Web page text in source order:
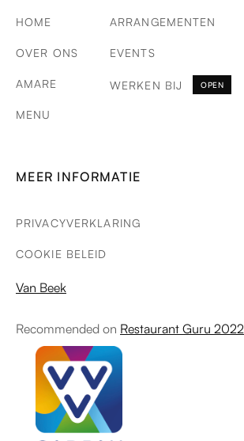
HOME
OVER ONS
AMARE
MENU
ARRANGEMENTEN
EVENTS
WERKEN BIJ OPEN
MEER INFORMATIE
PRIVACYVERKLARING
COOKIE BELEID
Van Beek
Recommended on Restaurant Guru 2022